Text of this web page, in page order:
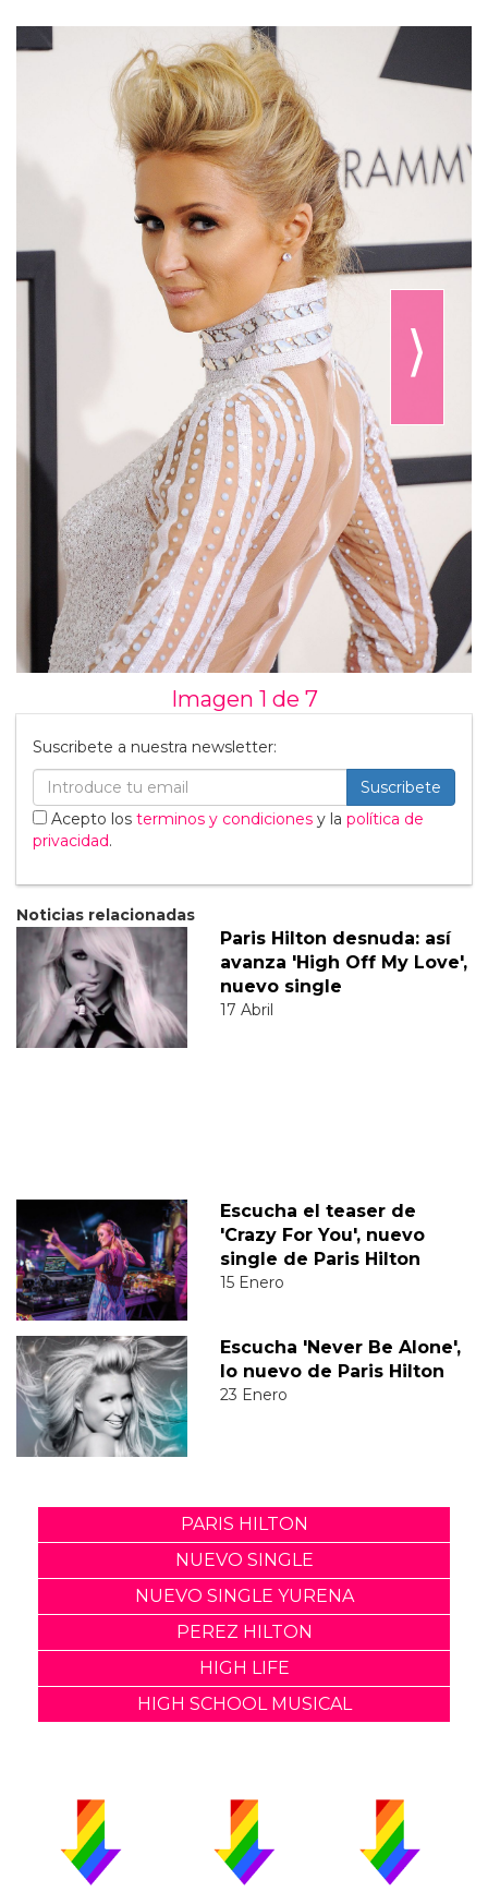
⟩
Imagen 1 de 7
Suscribete a nuestra newsletter:
Suscribete
Acepto los terminos y condiciones y la política de
privacidad.
Noticias relacionadas
Paris Hilton desnuda: así
avanza 'High Off My Love',
nuevo single
17 Abril
Escucha el teaser de
'Crazy For You', nuevo
single de Paris Hilton
15 Enero
Escucha 'Never Be Alone',
lo nuevo de Paris Hilton
23 Enero
PARIS HILTON
NUEVO SINGLE
NUEVO SINGLE YURENA
PEREZ HILTON
HIGH LIFE
HIGH SCHOOL MUSICAL